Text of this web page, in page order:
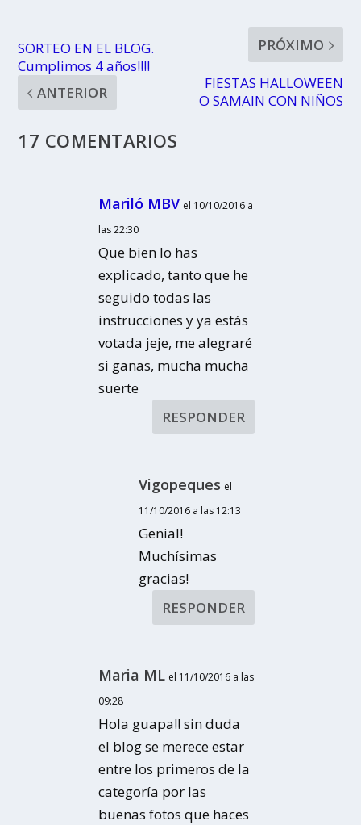
SORTEO EN EL BLOG.
Cumplimos 4 años!!!!
ANTERIOR
PRÓXIMO
FIESTAS HALLOWEEN
O SAMAIN CON NIÑOS
17 COMENTARIOS
Mariló MBV el 10/10/2016 a
las 22:30
Que bien lo has
explicado, tanto que he
seguido todas las
instrucciones y ya estás
votada jeje, me alegraré
si ganas, mucha mucha
suerte
RESPONDER
Vigopeques el
11/10/2016 a las 12:13
Genial!
Muchísimas
gracias!
RESPONDER
Maria ML el 11/10/2016 a las
09:28
Hola guapa!! sin duda
el blog se merece estar
entre los primeros de la
categoría por las
buenas fotos que haces